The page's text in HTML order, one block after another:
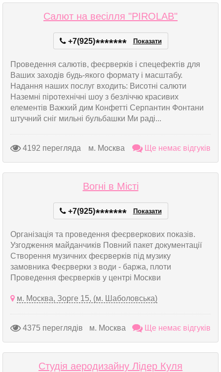
Салют на весілля "PIROLAB"
+7(925)******* Показати
Проведення салютів, феєрверків і спецефектів для
Ваших заходів будь-якого формату і масштабу.
Надання наших послуг входить: Висотні салюти
Наземні піротехнічні шоу з безліччю красивих
елементів Важкий дим Конфетті Серпантин Фонтани
штучний сніг мильні бульбашки Ми раді...
4192 перегляда м. Москва Ще немає відгуків
Вогні в Місті
+7(925)******* Показати
Організація та проведення феєрверкових показів.
Узгодження майданчиків Повний пакет документації
Створення музичних феєрверків під музику
замовника Феєрверки з води - баржа, плоти
Проведення феєрверків у центрі Москви
м. Москва, Зорге 15, (м. Шаболовська)
4375 переглядів м. Москва Ще немає відгуків
Студія аеродизайну Лідер Куля